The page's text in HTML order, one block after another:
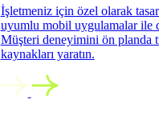
İşletmeniz için özel olarak
uyumlu mobil uygulamalar ile
Müşteri deneyimini ön planda
kaynakları yaratın.